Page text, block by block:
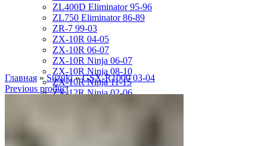
ZL400D Eliminator 95-96
ZL750 Eliminator 86-89
ZR-7 99-03
ZX-10R 04-05
ZX-10R 06-07
ZX-10R Ninja 06-07
ZX-10R Ninja 08-10
ZX-10R Ninja 11-15
ZX-12R Ninja 02-06
Главная » Suzuki»GSX-R1000 03-04
Previous product